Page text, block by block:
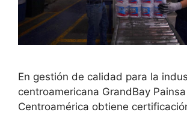
En gestión de calidad para la
centroamericana GrandBay Painsa
Centroamérica obtiene